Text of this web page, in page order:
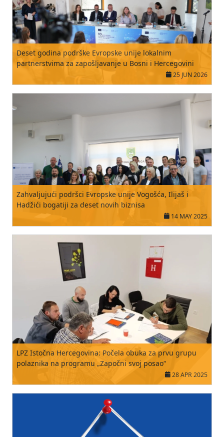
Deset godina podrške Evropske unije lokalnim
partnerstvima za zapošljavanje u Bosni i Hercegovini
25 JUN 2026
Zahvaljujući podršci Evropske unije Vogošća, Ilijaš i
Hadžići bogatiji za deset novih biznisa
14 MAY 2025
LPZ Istočna Hercegovina: Počela obuka za prvu grupu
polaznika na programu „Započni svoj posao“
28 APR 2025